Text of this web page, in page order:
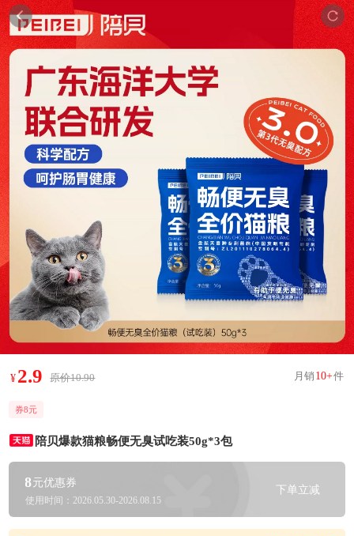
¥ 2.9 原价10.90 月销 10+件
券8元
陪贝爆款猫粮畅便无臭试吃装50g*3包
8元优惠券
使用时间：2026.05.30-2026.08.15
下单立减